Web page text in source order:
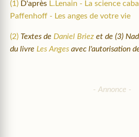
(1) D'après L.Lenain - La science
Paffenhoff - Les anges de votre vie
(2) Textes de Daniel Briez et de (3)
du livre Les Anges avec l'autorisation